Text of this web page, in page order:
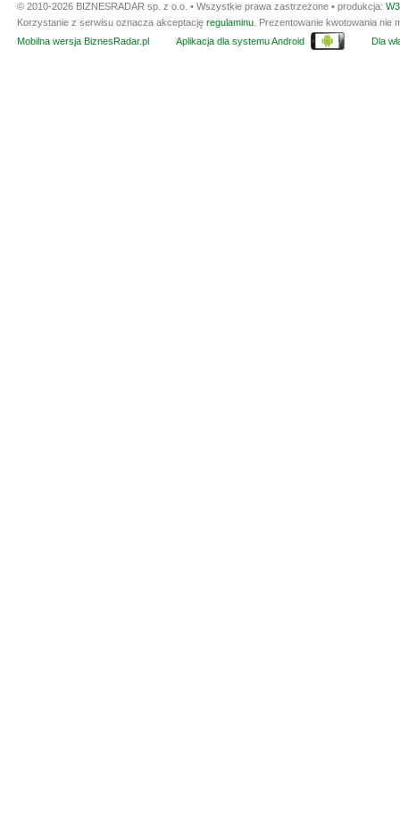
© 2010-2026 BIZNESRADAR sp. z o.o. • Wszystkie prawa zastrzeżone • produkcja:
Korzystanie z serwisu oznacza akceptację regulaminu . Prezentowanie kwotowania
Mobilna wersja BiznesRadar.pl
Aplikacja dla systemu Android Dla